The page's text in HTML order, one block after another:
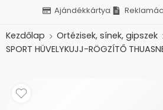
Ajándékkártya
Kezdőlap Ortézisek, sínek, gipszek
SPORT HÜVELYKUJJ-RÖGZÍTŐ